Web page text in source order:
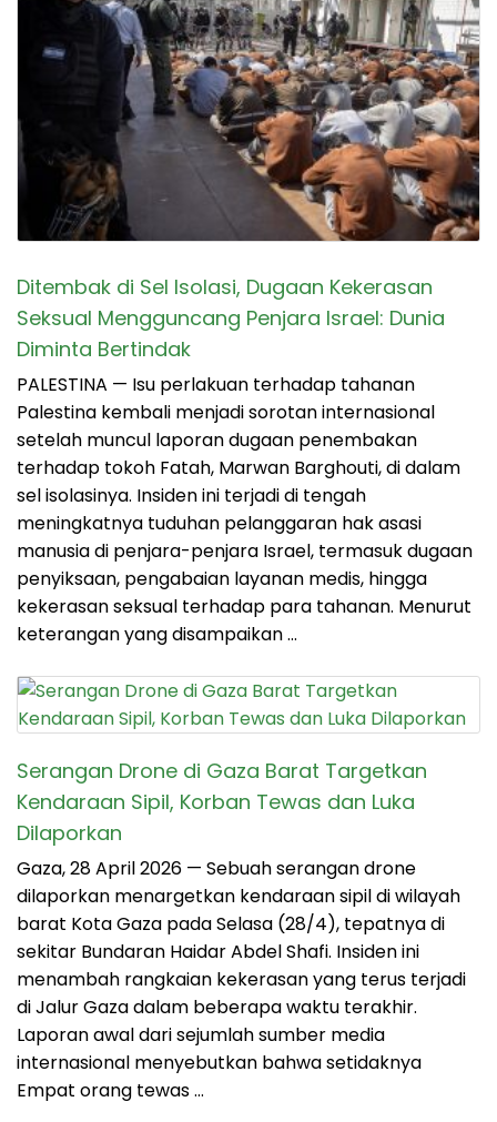
Ditembak di Sel Isolasi, Dugaan Kekerasan
Seksual Mengguncang Penjara Israel: Dunia
Diminta Bertindak
PALESTINA — Isu perlakuan terhadap tahanan
Palestina kembali menjadi sorotan internasional
setelah muncul laporan dugaan penembakan
terhadap tokoh Fatah, Marwan Barghouti, di dalam
sel isolasinya. Insiden ini terjadi di tengah
meningkatnya tuduhan pelanggaran hak asasi
manusia di penjara-penjara Israel, termasuk dugaan
penyiksaan, pengabaian layanan medis, hingga
kekerasan seksual terhadap para tahanan. Menurut
keterangan yang disampaikan …
Serangan Drone di Gaza Barat Targetkan
Kendaraan Sipil, Korban Tewas dan Luka
Dilaporkan
Gaza, 28 April 2026 — Sebuah serangan drone
dilaporkan menargetkan kendaraan sipil di wilayah
barat Kota Gaza pada Selasa (28/4), tepatnya di
sekitar Bundaran Haidar Abdel Shafi. Insiden ini
menambah rangkaian kekerasan yang terus terjadi
di Jalur Gaza dalam beberapa waktu terakhir.
Laporan awal dari sejumlah sumber media
internasional menyebutkan bahwa setidaknya
Empat orang tewas …